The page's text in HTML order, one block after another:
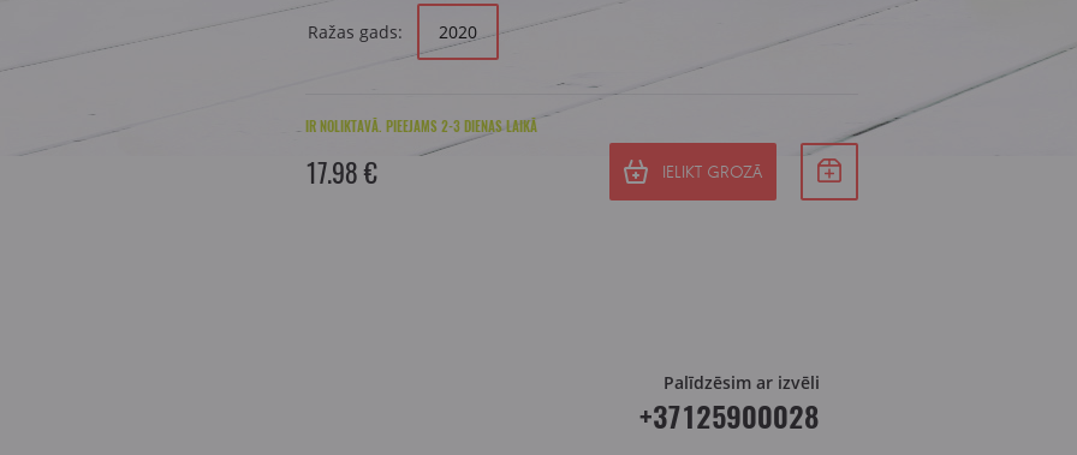
Ražas gads: 2020
IR NOLIKTAVĀ. PIEEJAMS 2-3 DIENAS LAIKĀ
17.98 € IELIKT GROZĀ
Palīdzēsim ar izvēli
+37125900028